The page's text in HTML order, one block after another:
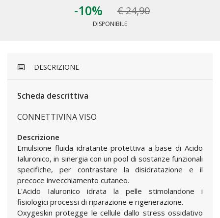
-10% € 24,90
DISPONIBILE
DESCRIZIONE
Scheda descrittiva
CONNETTIVINA VISO
Descrizione
Emulsione fluida idratante-protettiva a base di Acido
Ialuronico, in sinergia con un pool di sostanze funzionali
specifiche, per contrastare la disidratazione e il
precoce invecchiamento cutaneo.
L'Acido Ialuronico idrata la pelle stimolandone i
fisiologici processi di riparazione e rigenerazione.
Oxygeskin protegge le cellule dallo stress ossidativo